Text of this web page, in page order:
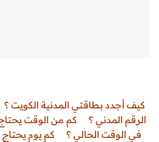
كيف أجدد بطاقتي المدنية الكويت ؟
الرقم المدني ؟
كم من الوقت يحتاج
في الوقت الحالي ؟
كم يوم يحتاج